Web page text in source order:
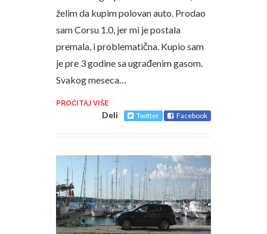
želim da kupim polovan auto. Prodao
sam Corsu 1.0, jer mi je postala
premala, i problematična. Kupio sam
je pre 3 godine sa ugrađenim gasom.
Svakog meseca…
PROČITAJ VIŠE
Deli Twitter Facebook